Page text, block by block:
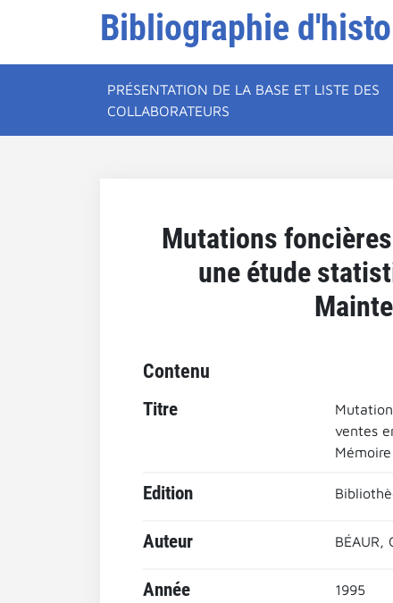
Bibliographie
PRÉSENTATION DE LA BASE ET LISTE DES
COLLABORATEURS
Mutations
une étude
Contenu
Titre
ventes
Edition
Auteur BÉAUR,
Année 1995